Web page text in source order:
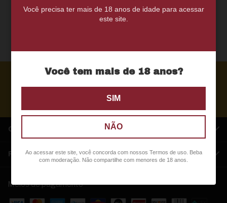
Não temos resultados para sua
pesquisa. Por favor, tente com
QUEM SOMOS
FALE CONOSCO
Meios de pagamento
Você precisa ter mais de 18 anos de idade para acessar
este site.
Você tem mais de 18 anos?
SIM
NÃO
Ao acessar este site, você concorda com nossos Termos de uso. Beba
com moderação. Não compartilhe com menores de 18 anos.